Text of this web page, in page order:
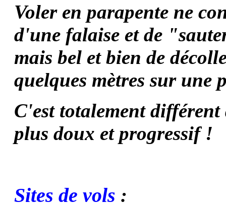
Voler en parapente ne
d'une falaise et de
mais bel et bien de
quelques mètres sur une
C'est totalement
plus doux et progressif !
Sites de vols :